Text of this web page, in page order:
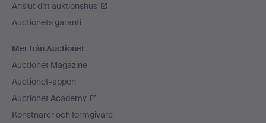
Anslut ditt auktionshus
Auctionets garanti
Mer från Auctionet
Auctionet Magazine
Auctionet-appen
Auctionet Academy
Konstnärer och formgivare